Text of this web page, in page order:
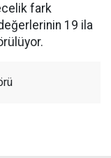
fark
19 ila